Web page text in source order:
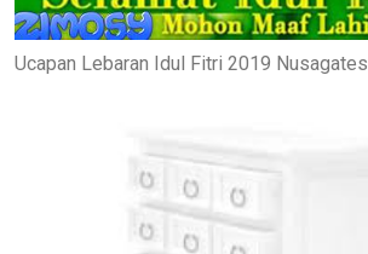
Ucapan Lebaran Idul Fitri 2019 Nusagates